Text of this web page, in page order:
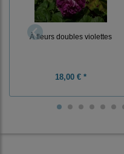
À fleurs doubles violettes
18,00 € *